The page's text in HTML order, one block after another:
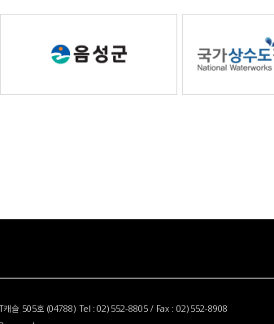
캐슬 505호 (04788) Tel : 02) 552-8805 / Fax : 02) 552-8908